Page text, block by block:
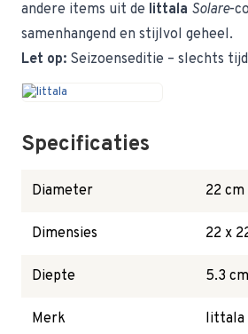
andere items uit de Iittala Solare-
samenhangend en stijlvol geheel.
Let op: Seizoenseditie – slechts
Specificaties
Diameter 22 cm
Dimensies 22 x
Diepte 5.3 cm
Merk littala